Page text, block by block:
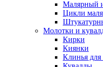
Малярный
Цикли
Молотки и
Кирки
Киянки
Клинья для